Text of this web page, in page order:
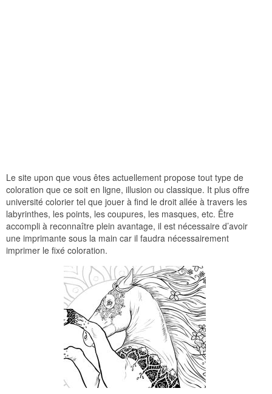
Le site upon que vous êtes actuellement propose tout type de
coloration que ce soit en ligne, illusion ou classique. It plus offre
université colorier tel que jouer à find le droit allée à travers les
labyrinthes, les points, les coupures, les masques, etc. Être
accompli à reconnaître plein avantage, il est nécessaire d’avoir
une imprimante sous la main car il faudra nécessairement
imprimer le fixé coloration.